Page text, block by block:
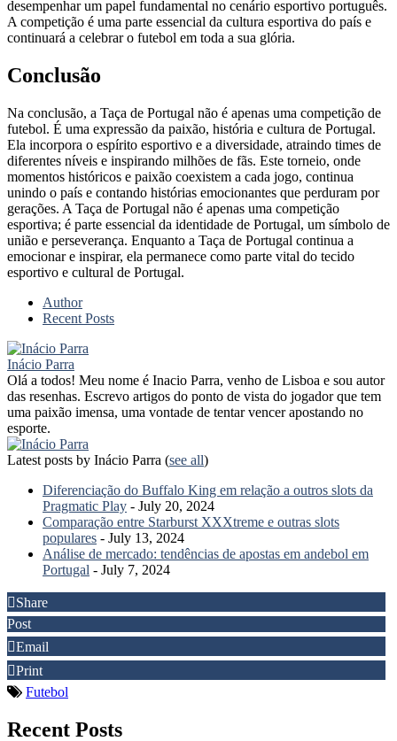
desempenhar um papel fundamental no cenário esportivo português.
A competição é uma parte essencial da cultura esportiva do país e
continuará a celebrar o futebol em toda a sua glória.
Conclusão
Na conclusão, a Taça de Portugal não é apenas uma competição de
futebol. É uma expressão da paixão, história e cultura de Portugal.
Ela incorpora o espírito esportivo e a diversidade, atraindo times de
diferentes níveis e inspirando milhões de fãs. Este torneio, onde
momentos históricos e paixão coexistem a cada jogo, continua
unindo o país e contando histórias emocionantes que perduram por
gerações. A Taça de Portugal não é apenas uma competição
esportiva; é parte essencial da identidade de Portugal, um símbolo de
união e perseverança. Enquanto a Taça de Portugal continua a
emocionar e inspirar, ela permanece como parte vital do tecido
esportivo e cultural de Portugal.
Author
Recent Posts
Inácio Parra
Olá a todos! Meu nome é Inacio Parra, venho de Lisboa e sou autor
das resenhas. Escrevo artigos do ponto de vista do jogador que tem
uma paixão imensa, uma vontade de tentar vencer apostando no
esporte.
Latest posts by Inácio Parra (see all)
Diferenciação do Buffalo King em relação a outros slots da
Pragmatic Play - July 20, 2024
Comparação entre Starburst XXXtreme e outras slots
populares - July 13, 2024
Análise de mercado: tendências de apostas em andebol em
Portugal - July 7, 2024
Share
Post
Email
Print
Futebol
Recent Posts